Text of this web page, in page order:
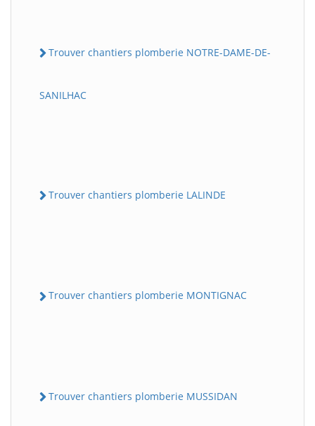
Trouver chantiers plomberie NOTRE-DAME-DE-
SANILHAC
Trouver chantiers plomberie LALINDE
Trouver chantiers plomberie MONTIGNAC
Trouver chantiers plomberie MUSSIDAN